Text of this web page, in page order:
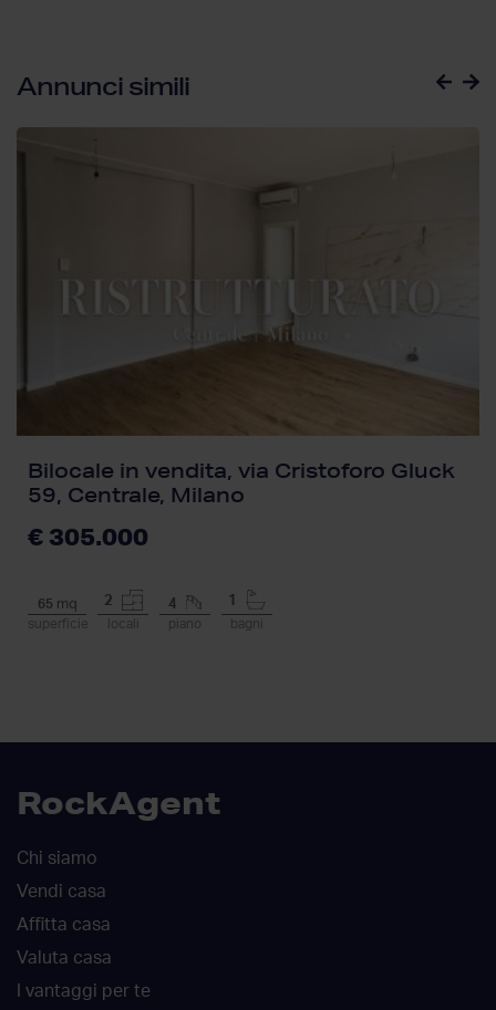
Annunci simili
Bilocale in vendita, via Cristoforo Gluck
59, Centrale, Milano
€ 305.000
65 mq
superficie
2
locali
4
piano bagni
RockAgent
Chi siamo
Vendi casa
Affitta casa
Valuta casa
I vantaggi per te